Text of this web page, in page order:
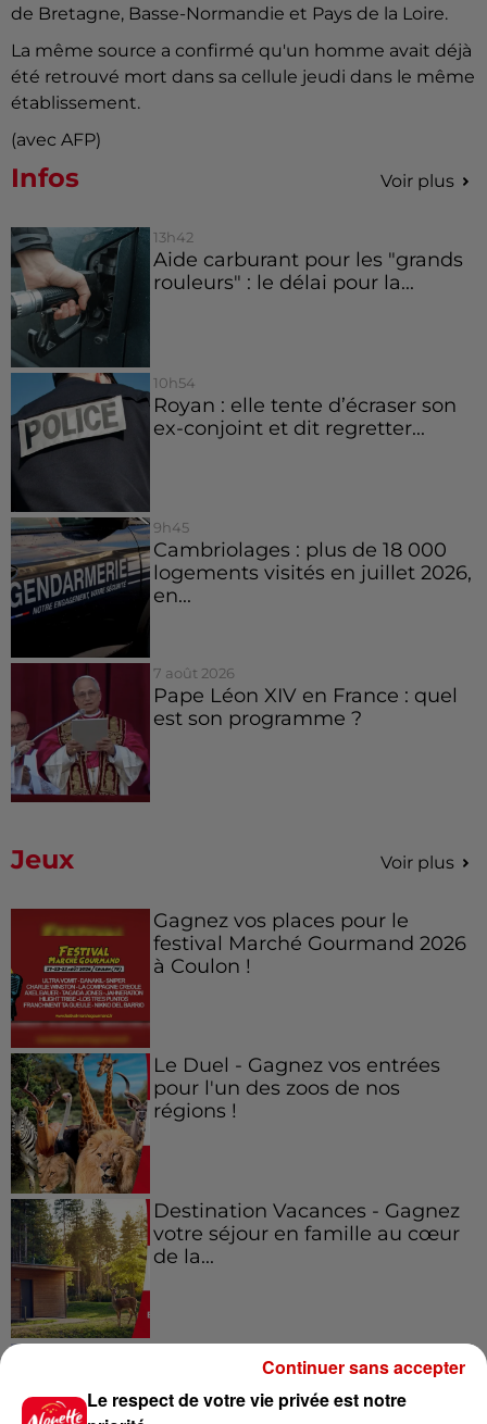
de Bretagne, Basse-Normandie et Pays de la Loire.
La même source a confirmé qu'un homme avait déjà
été retrouvé mort dans sa cellule jeudi dans le même
établissement.
(avec AFP)
Infos Voir plus
13h42
Aide carburant pour les "grands
rouleurs" : le délai pour la...
10h54
Royan : elle tente d’écraser son
ex-conjoint et dit regretter...
9h45
Cambriolages : plus de 18 000
logements visités en juillet 2026,
en...
7 août 2026
Pape Léon XIV en France : quel
est son programme ?
Jeux Voir plus
Gagnez vos places pour le
festival Marché Gourmand 2026
à Coulon !
Le Duel - Gagnez vos entrées
pour l'un des zoos de nos
régions !
Destination Vacances - Gagnez
votre séjour en famille au cœur
de la...
Le respect de votre vie privée est notre
Continuer sans accepter